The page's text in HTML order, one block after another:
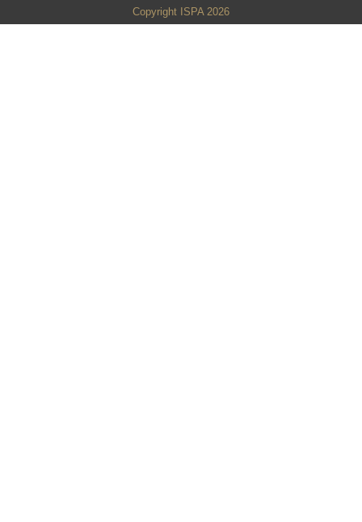
Copyright ISPA 2026